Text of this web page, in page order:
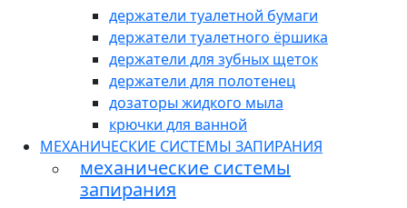
держатели туалетной бумаги
держатели туалетного ёршика
держатели для зубных щеток
держатели для полотенец
дозаторы жидкого мыла
крючки для ванной
МЕХАНИЧЕСКИЕ СИСТЕМЫ ЗАПИРАНИЯ
механические системы
запирания